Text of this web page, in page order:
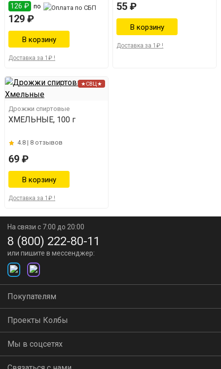
126 ₽ по
129 ₽
Доставка за 1₽ !
55 ₽
Доставка за 1₽ !
★СВЦ★
Дрожжи спиртовые
ХМЕЛЬНЫЕ, 100 г
4.8 | 8 отзывов
69 ₽
Доставка за 1₽ !
На связи с 7:00 до 20:00
8 (800) 222-80-11
или пишите в мессенджер:
Покупателям
Проекты Колбы
Мы в соцсетях